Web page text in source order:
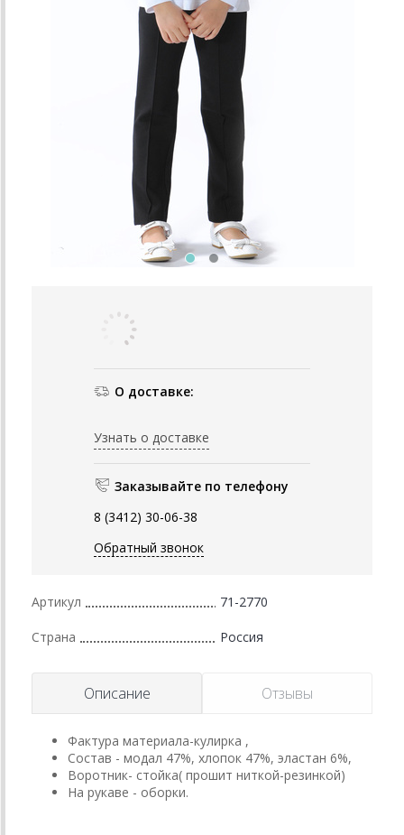
О доставке:
Узнать о доставке
Заказывайте по телефону
8 (3412) 30-06-38
Обратный звонок
Артикул 71-2770
Страна Россия
Описание Отзывы
Фактура материала-кулирка ,
Состав - модал 47%, хлопок 47%, эластан 6%,
Воротник- стойка( прошит ниткой-резинкой)
На рукаве - оборки.